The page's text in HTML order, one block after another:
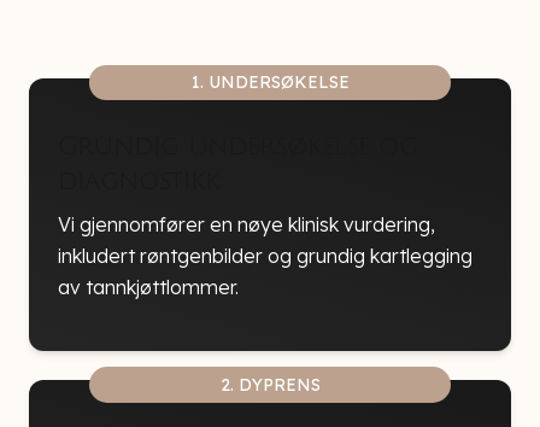
1. UNDERSØKELSE
Vi gjennomfører en nøye klinisk vurdering,
inkludert røntgenbilder og grundig kartlegging
av tannkjøttlommer.
2. DYPRENS